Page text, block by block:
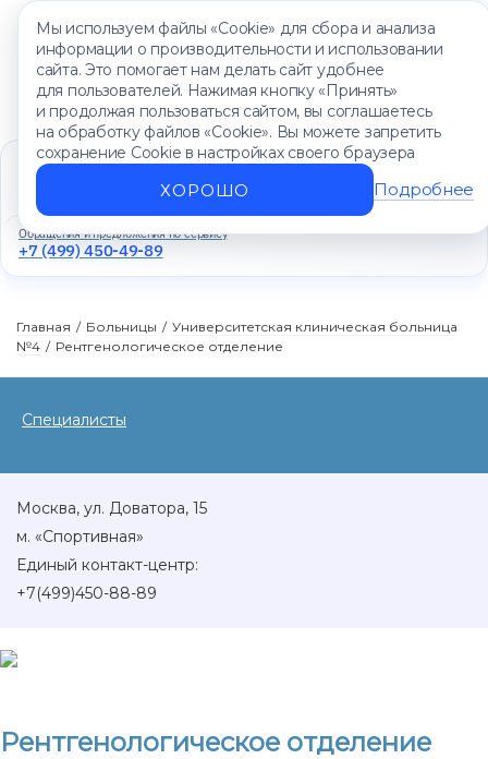
Мы используем файлы «Cookie» для сбора и анализа
информации о производительности и использовании
сайта. Это помогает нам делать сайт удобнее
для пользователей. Нажимая кнопку «Принять»
и продолжая пользоваться сайтом, вы соглашаетесь
на обработку файлов «Cookie». Вы можете запретить
сохранение Cookie в настройках своего браузера
ХОРОШО Подробнее
Единый контакт-центр
+7 (499) 450-88-89
Ежедневно с 8:00 до 20:00
Обращения и предложения по сервису
+7 (499) 450-49-89
Главная / Больницы / Университетская клиническая больница
№4 / Рентгенологическое отделение
Рентгенологическое отделение
Специалисты
Москва, ул. Доватора, 15
м. «Спортивная»
Единый контакт-центр:
+7(499)450-88-89